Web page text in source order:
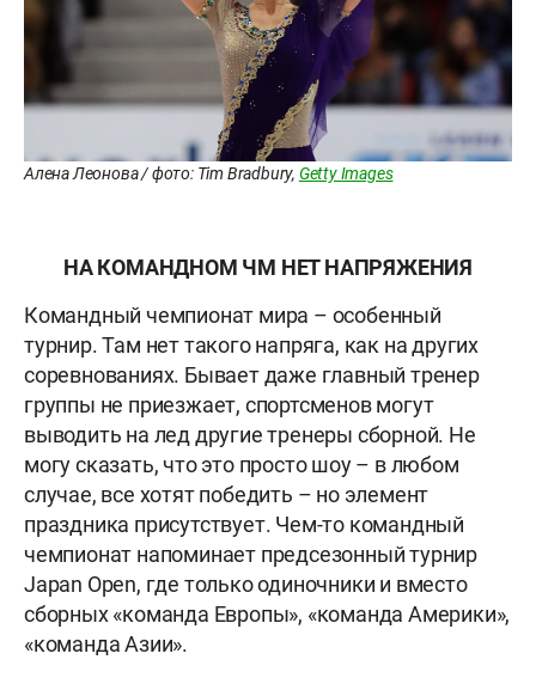
Алена Леонова / фото: Tim Bradbury, Getty Images
НА КОМАНДНОМ ЧМ НЕТ НАПРЯЖЕНИЯ
Командный чемпионат мира – особенный
турнир. Там нет такого напряга, как на других
соревнованиях. Бывает даже главный тренер
группы не приезжает, спортсменов могут
выводить на лед другие тренеры сборной. Не
могу сказать, что это просто шоу – в любом
случае, все хотят победить – но элемент
праздника присутствует. Чем-то командный
чемпионат напоминает предсезонный турнир
Japan Open, где только одиночники и вместо
сборных «команда Европы», «команда Америки»,
«команда Азии».